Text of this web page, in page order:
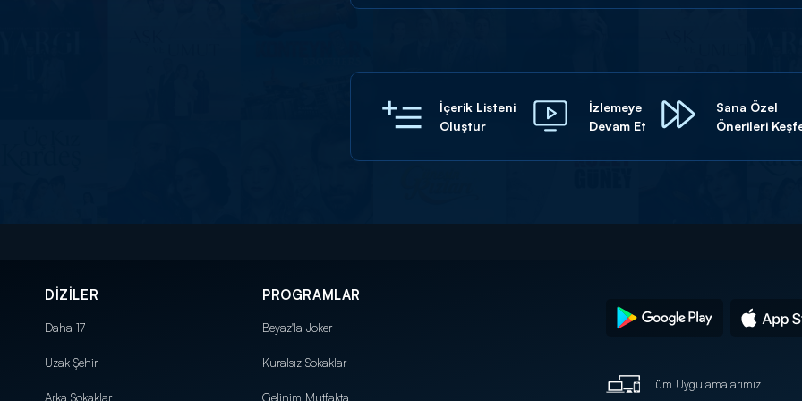
İçerik Listeni
Oluştur
İzlemeye
Devam Et
Sana Özel
Önerileri
DİZİLER
Daha 17
Uzak Şehir
Arka Sokaklar
PROGRAMLAR
Beyaz'la Joker
Kuralsız Sokaklar
Gelinim Mutfakta
Tüm Uygulamalarımız